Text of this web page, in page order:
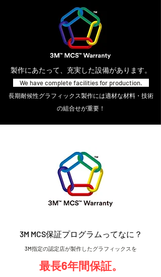
製作にあたって、充実した設備があります。
We have complete facilities for production.
長期耐候性グラフィックス製作には適材な材料・技術
の組合せが重要！
3M MCS保証プログラムってなに？
3M指定の認定店が製作したグラフィックスを
最長6年間保証。